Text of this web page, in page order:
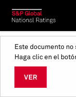
Este documento no
Haga clic en el
VER